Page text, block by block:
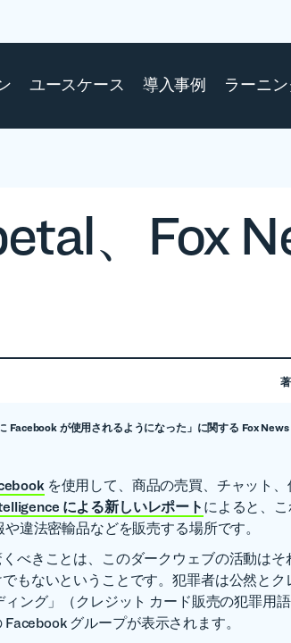
ユースケース 導入事例 ラーニ
、Fox
Facebook が使用されるようになった」に関する Fox
を使用して、商品の売買、チャット
による新しいレポート によると、
違法密輸品などを販売する場所です。
べきことは、このダークウェブの活動はそ
もないということです。犯罪者は公然とク
ング」（クレジット カード販売の犯罪用
グループが表示されます。